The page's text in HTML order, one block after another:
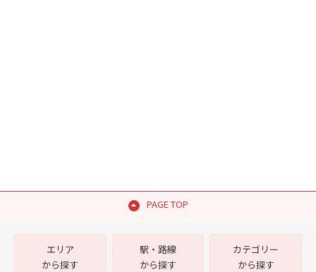
PAGE TOP
エリア
から探す
駅・路線
から探す
カテゴリー
から探す